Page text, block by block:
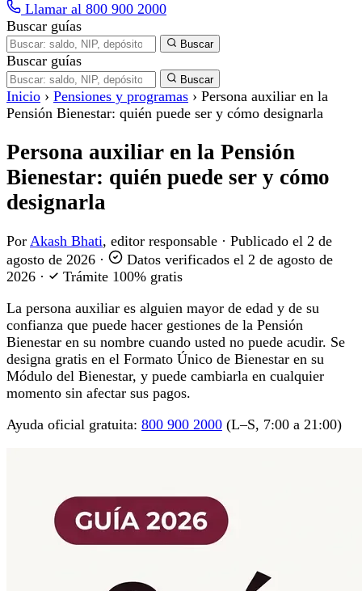
Llamar al 800 900 2000
Buscar guías
Buscar
Buscar guías
Buscar
Inicio › Pensiones y programas › Persona auxiliar en la
Pensión Bienestar: quién puede ser y cómo designarla
Persona auxiliar en la Pensión
Bienestar: quién puede ser y cómo
designarla
Por Akash Bhati, editor responsable · Publicado el 2 de
agosto de 2026 · Datos verificados el 2 de agosto de
2026 ·
Trámite 100% gratis
La persona auxiliar es alguien mayor de edad y de su
confianza que puede hacer gestiones de la Pensión
Bienestar en su nombre cuando usted no puede acudir. Se
designa gratis en el Formato Único de Bienestar en su
Módulo del Bienestar, y puede cambiarla en cualquier
momento sin afectar sus pagos.
Ayuda oficial gratuita: 800 900 2000 (L–S, 7:00 a 21:00)